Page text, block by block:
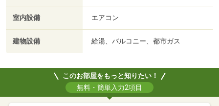
室内設備 エアコン
建物設備 給湯、バルコニー、都市ガス
このお部屋をもっと知りたい！
無料・簡単入力2項目